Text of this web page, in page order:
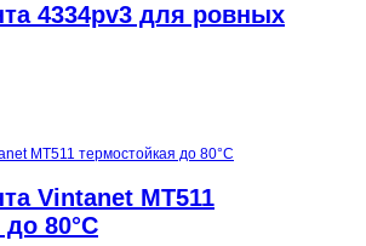
4334pv3 для ровных
Vintanet MT511
80°C